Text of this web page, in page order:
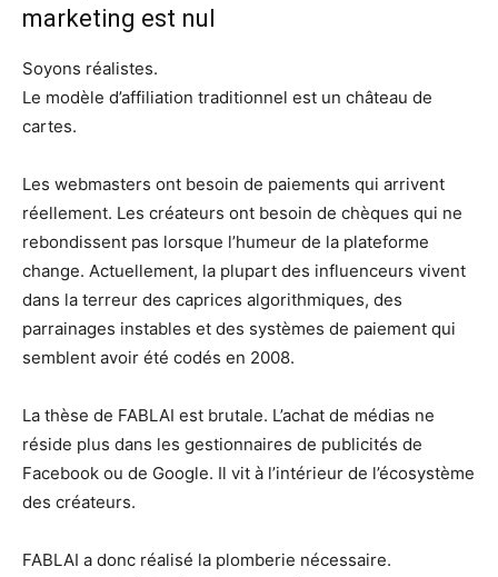
marketing est nul
Soyons réalistes.
Le modèle d’affiliation traditionnel est un château de
cartes.
Les webmasters ont besoin de paiements qui arrivent
réellement. Les créateurs ont besoin de chèques qui ne
rebondissent pas lorsque l’humeur de la plateforme
change. Actuellement, la plupart des influenceurs vivent
dans la terreur des caprices algorithmiques, des
parrainages instables et des systèmes de paiement qui
semblent avoir été codés en 2008.
La thèse de FABLAI est brutale. L’achat de médias ne
réside plus dans les gestionnaires de publicités de
Facebook ou de Google. Il vit à l’intérieur de l’écosystème
des créateurs.
FABLAI a donc réalisé la plomberie nécessaire.